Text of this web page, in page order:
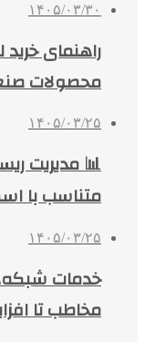
۱۴۰۵/۰۳/۳۰
راهنمای
محصولات
۱۴۰۵/۰۳/۲۵
📊 مدیریت
متناسب با
۱۴۰۵/۰۳/۲۵
مخاطب تا